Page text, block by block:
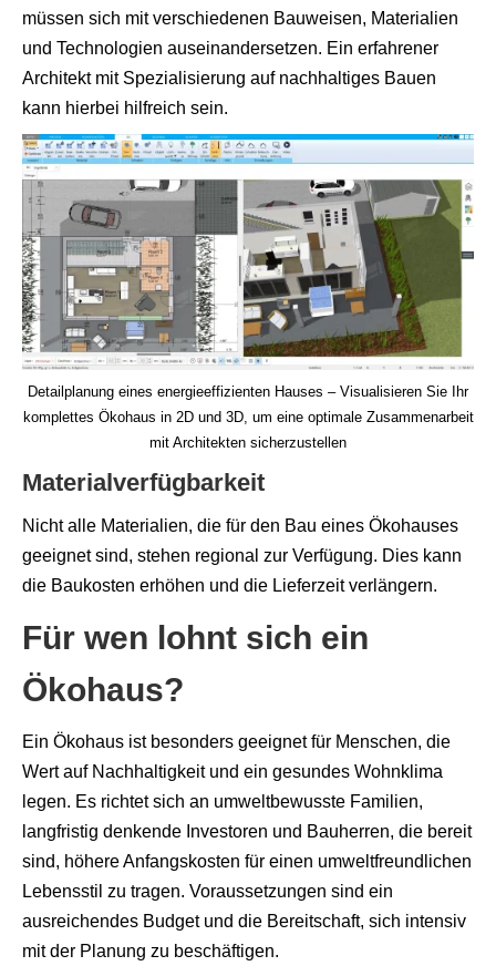
müssen sich mit verschiedenen Bauweisen, Materialien
und Technologien auseinandersetzen. Ein erfahrener
Architekt mit Spezialisierung auf nachhaltiges Bauen
kann hierbei hilfreich sein.
Detailplanung eines energieeffizienten Hauses – Visualisieren Sie Ihr
komplettes Ökohaus in 2D und 3D, um eine optimale Zusammenarbeit
mit Architekten sicherzustellen
Materialverfügbarkeit
Nicht alle Materialien, die für den Bau eines Ökohauses
geeignet sind, stehen regional zur Verfügung. Dies kann
die Baukosten erhöhen und die Lieferzeit verlängern.
Für wen lohnt sich ein
Ökohaus?
Ein Ökohaus ist besonders geeignet für Menschen, die
Wert auf Nachhaltigkeit und ein gesundes Wohnklima
legen. Es richtet sich an umweltbewusste Familien,
langfristig denkende Investoren und Bauherren, die bereit
sind, höhere Anfangskosten für einen umweltfreundlichen
Lebensstil zu tragen. Voraussetzungen sind ein
ausreichendes Budget und die Bereitschaft, sich intensiv
mit der Planung zu beschäftigen.